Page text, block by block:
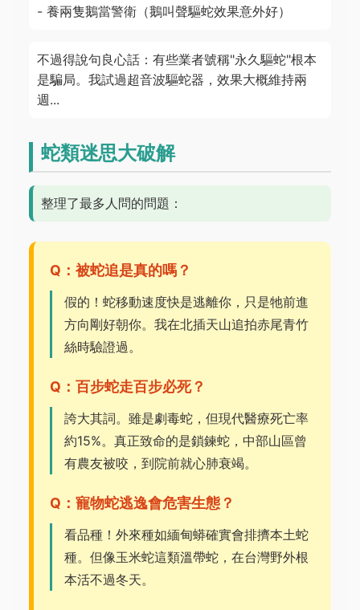
- 養兩隻鵝當警衛（鵝叫聲驅蛇效果意外好）
不過得說句良心話：有些業者號稱"永久驅蛇"根本
是騙局。我試過超音波驅蛇器，效果大概維持兩
週...
蛇類迷思大破解
整理了最多人問的問題：
Q：被蛇追是真的嗎？
假的！蛇移動速度快是逃離你，只是牠前進
方向剛好朝你。我在北插天山追拍赤尾青竹
絲時驗證過。
Q：百步蛇走百步必死？
誇大其詞。雖是劇毒蛇，但現代醫療死亡率
約15%。真正致命的是鎖鍊蛇，中部山區曾
有農友被咬，到院前就心肺衰竭。
Q：寵物蛇逃逸會危害生態？
看品種！外來種如緬甸蟒確實會排擠本土蛇
種。但像玉米蛇這類溫帶蛇，在台灣野外根
本活不過冬天。